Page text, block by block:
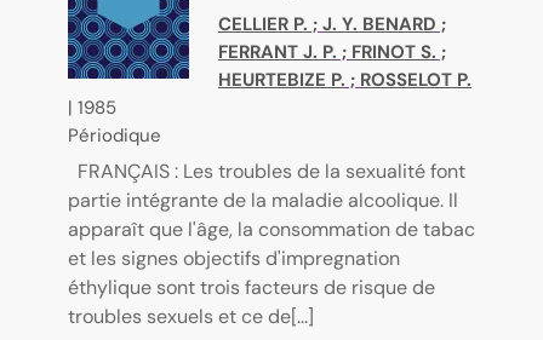
CELLIER P. ; J. Y. BENARD ;
FERRANT J. P. ; FRINOT S. ;
HEURTEBIZE P. ; ROSSELOT P.
| 1985
Périodique
FRANÇAIS : Les troubles de la sexualité font
partie intégrante de la maladie alcoolique. Il
apparaît que l'âge, la consommation de tabac
et les signes objectifs d'impregnation
éthylique sont trois facteurs de risque de
troubles sexuels et ce de[...]